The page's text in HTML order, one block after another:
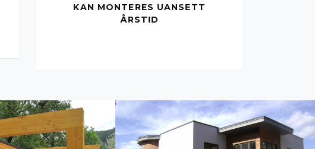
KAN MONTERES UANSETT
ÅRSTID